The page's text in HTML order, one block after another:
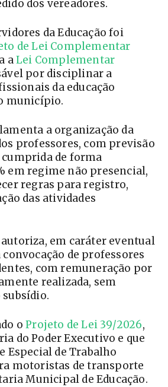
dos vereadores.
da Educação foi
de Lei Complementar
aLei Complementar
por disciplinar a
da educação
município.
a organização da
professores, com previsão
cumprida de forma
em regime não presencial,
regras para registro,
das atividades
em caráter eventual
de professores
com remuneração por
realizada, sem
oProjeto de Lei 39/2026,
do Poder Executivo e que
Especial de Trabalho
motoristas de transporte
Municipal de Educação.